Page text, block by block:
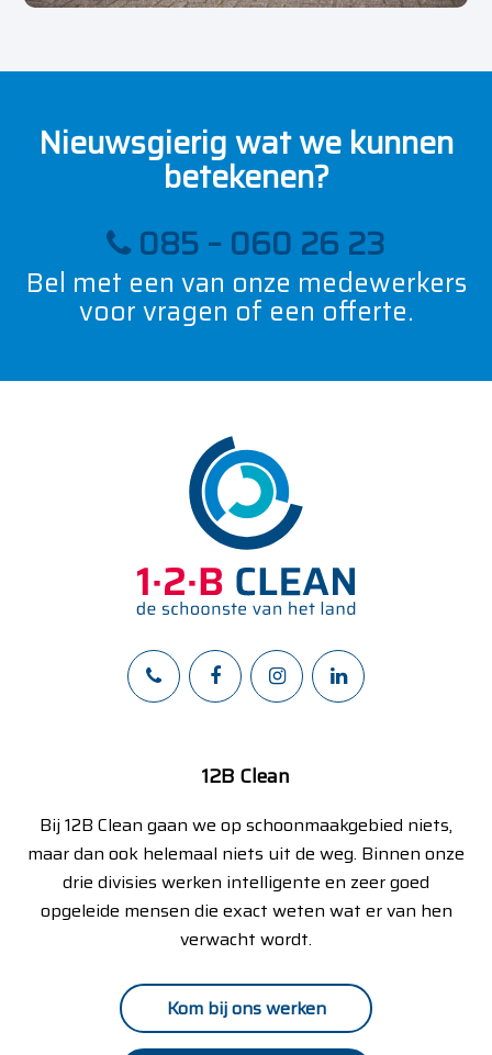
Nieuwsgierig wat we kunnen
betekenen?
085 – 060 26 23
Bel met een van onze medewerkers
voor vragen of een offerte.
12B Clean
Bij 12B Clean gaan we op schoonmaakgebied niets,
maar dan ook helemaal niets uit de weg. Binnen onze
drie divisies werken intelligente en zeer goed
opgeleide mensen die exact weten wat er van hen
verwacht wordt.
Kom bij ons werken